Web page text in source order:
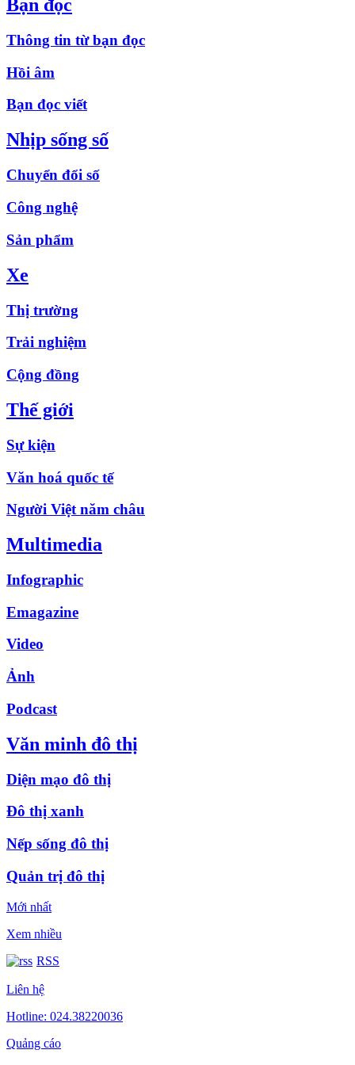
Bạn đọc
Thông tin từ bạn đọc
Hồi âm
Bạn đọc viết
Nhịp sống số
Chuyển đổi số
Công nghệ
Sản phẩm
Xe
Thị trường
Trải nghiệm
Cộng đồng
Thế giới
Sự kiện
Văn hoá quốc tế
Người Việt năm châu
Multimedia
Infographic
Emagazine
Video
Ảnh
Podcast
Văn minh đô thị
Diện mạo đô thị
Đô thị xanh
Nếp sống đô thị
Quản trị đô thị
Mới nhất
Xem nhiều
RSS
Liên hệ
Hotline: 024.38220036
Quảng cáo